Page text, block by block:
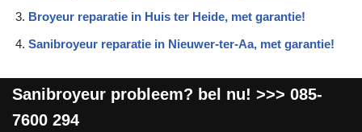
Broyeur reparatie in Huis ter Heide, met garantie!
Sanibroyeur reparatie in Nieuwer-ter-Aa, met garantie!
Sanibroyeur probleem? bel nu! >>> 085-
7600 294